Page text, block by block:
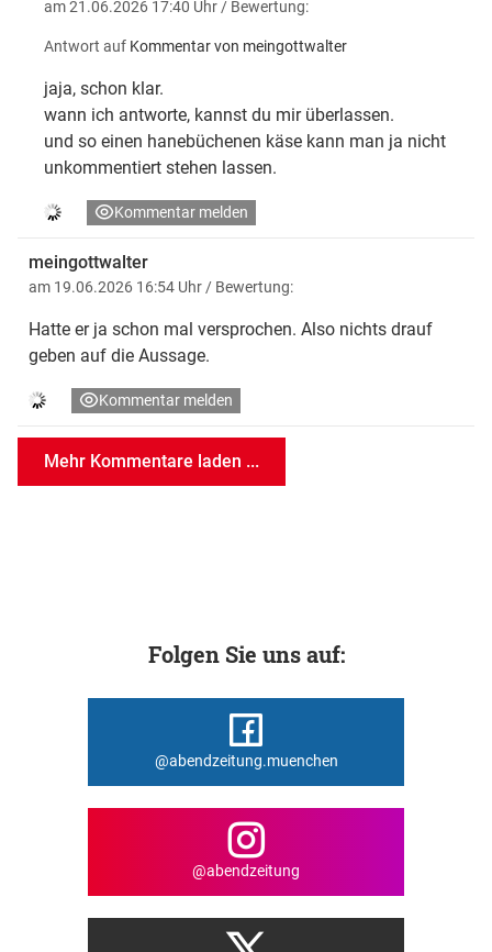
am 21.06.2026 17:40 Uhr / Bewertung:
Antwort auf Kommentar von meingottwalter
jaja, schon klar.
wann ich antworte, kannst du mir überlassen.
und so einen hanebüchenen käse kann man ja nicht
unkommentiert stehen lassen.
Kommentar melden
meingottwalter
am 19.06.2026 16:54 Uhr / Bewertung:
Hatte er ja schon mal versprochen. Also nichts drauf
geben auf die Aussage.
Kommentar melden
Mehr Kommentare laden ...
Folgen Sie uns auf:
@abendzeitung.muenchen
@abendzeitung